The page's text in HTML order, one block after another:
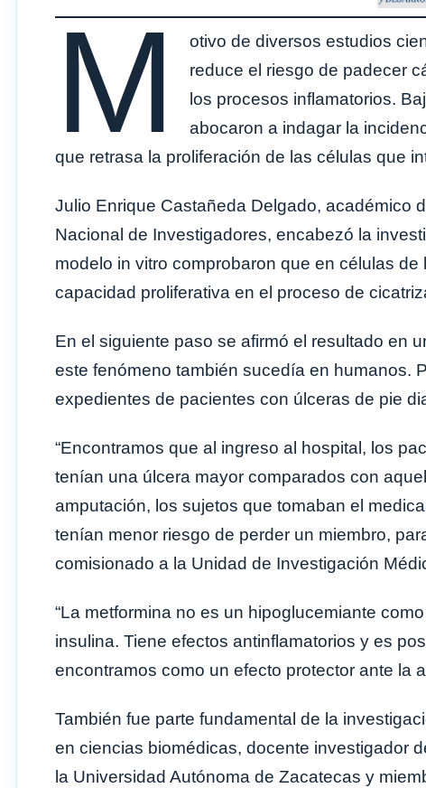
M
otivo de diversos estudios
reduce el riesgo de padecer
los procesos inflamatorios.
abocaron a indagar la
que retrasa la proliferación de las células que
Julio Enrique Castañeda Delgado, académico
Nacional de Investigadores, encabezó la
modelo in vitro comprobaron que en células
capacidad proliferativa en el proceso de
En el siguiente paso se afirmó el resultado en
este fenómeno también sucedía en humanos.
expedientes de pacientes con úlceras de pie
“Encontramos que al ingreso al hospital, los
tenían una úlcera mayor comparados con
amputación, los sujetos que tomaban el
tenían menor riesgo de perder un miembro,
comisionado a la Unidad de Investigación
“La metformina no es un hipoglucemiante
insulina. Tiene efectos antinflamatorios y es
encontramos como un efecto protector ante la
También fue parte fundamental de la
en ciencias biomédicas, docente investigador
la Universidad Autónoma de Zacatecas y